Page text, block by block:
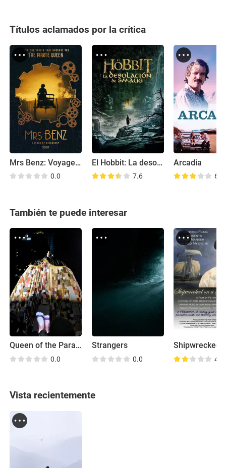
Títulos aclamados por la crítica
Mrs Benz: Voyage of Discovery
0.0
El Hobbit: La desolación de Smaug
7.6
Arcadia
6.2
También te puede interesar
Queen of the Parade
0.0
Strangers
0.0 4.2
Vista recientemente